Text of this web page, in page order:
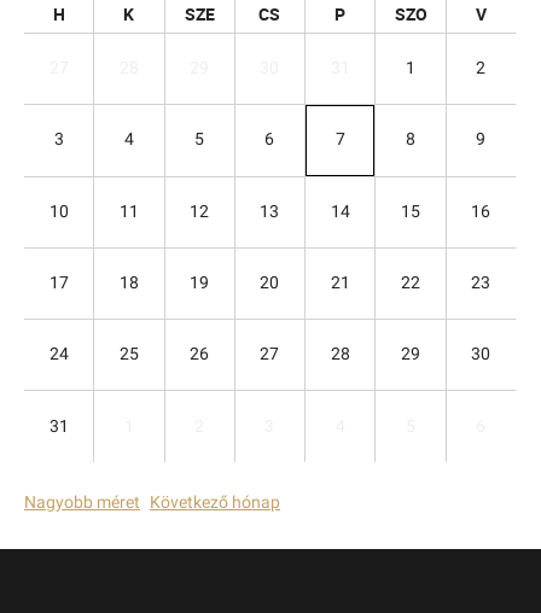
H K SZE CS P SZO V
1 2
3 4 5 6 7 8 9
10 11 12 13 14 15 16
17 18 19 20 21 22 23
24 25 26 27 28 29 30
31
Nagyobb méret Következő hónap